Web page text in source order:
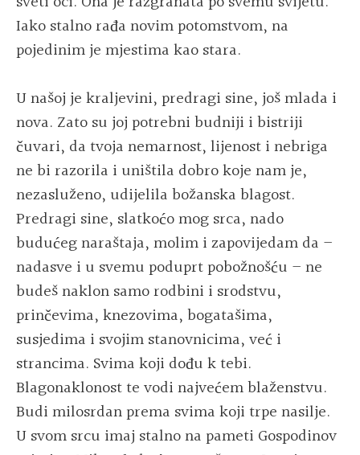
Iako stalno rađa novim potomstvom, na
pojedinim je mjestima kao stara.
U našoj je kraljevini, predragi sine, još mlada i
nova. Zato su joj potrebni budniji i bistriji
čuvari, da tvoja nemarnost, lijenost i nebriga
ne bi razorila i uništila dobro koje nam je,
nezasluženo, udijelila božanska blagost.
Predragi sine, slatkoćo mog srca, nado
budućeg naraštaja, molim i zapovijedam da –
nadasve i u svemu poduprt pobožnošću – ne
budeš naklon samo rodbini i srodstvu,
prinčevima, knezovima, bogatašima,
susjedima i svojim stanovnicima, već i
strancima. Svima koji dođu k tebi.
Blagonaklonost te vodi najvećem blaženstvu.
Budi milosrdan prema svima koji trpe nasilje.
U svom srcu imaj stalno na pameti Gospodinov